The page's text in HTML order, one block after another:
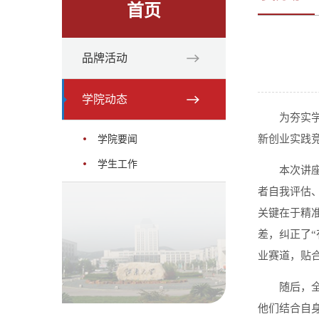
首页
品牌活动
学院动态
学院要闻
学生工作
为夯实
新创业实践
本次讲
者自我评估
关键在于精
差，纠正了
业赛道，贴
随后，
他们结合自